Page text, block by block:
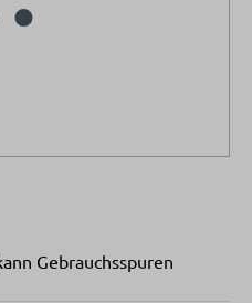
Gebrauchsspuren